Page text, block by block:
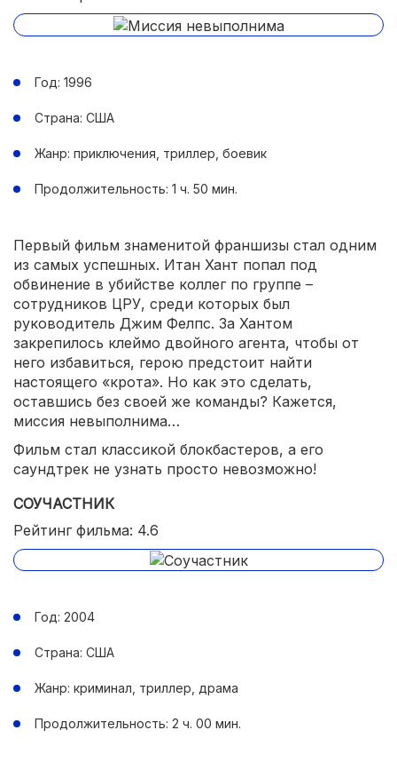
Год: 1996
Страна: США
Жанр: приключения, триллер, боевик
Продолжительность: 1 ч. 50 мин.
Первый фильм знаменитой франшизы стал одним
из самых успешных. Итан Хант попал под
обвинение в убийстве коллег по группе –
сотрудников ЦРУ, среди которых был
руководитель Джим Фелпс. За Хантом
закрепилось клеймо двойного агента, чтобы от
него избавиться, герою предстоит найти
настоящего «крота». Но как это сделать,
оставшись без своей же команды? Кажется,
миссия невыполнима…
Фильм стал классикой блокбастеров, а его
саундтрек не узнать просто невозможно!
СОУЧАСТНИК
Рейтинг фильма: 4.6
Год: 2004
Страна: США
Жанр: криминал, триллер, драма
Продолжительность: 2 ч. 00 мин.